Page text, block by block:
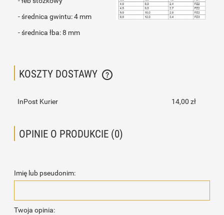
- średnica gwintu: 4 mm
- średnica łba: 8 mm
KOSZTY DOSTAWY
CENA NIE ZAWIERA EWENTUALNYCH KOSZTÓW PŁATNOŚCI
InPost Kurier 14,00 zł
OPINIE O PRODUKCIE (0)
Imię lub pseudonim:
Twoja opinia: